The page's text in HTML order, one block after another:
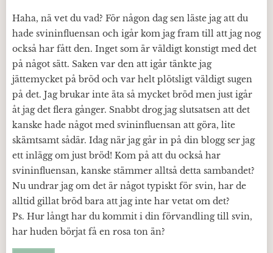
Haha, nä vet du vad? För någon dag sen läste jag att du
hade svininfluensan och igår kom jag fram till att jag nog
också har fått den. Inget som är väldigt konstigt med det
på något sätt. Saken var den att igår tänkte jag
jättemycket på bröd och var helt plötsligt väldigt sugen
på det. Jag brukar inte äta så mycket bröd men just igår
åt jag det flera gånger. Snabbt drog jag slutsatsen att det
kanske hade något med svininfluensan att göra, lite
skämtsamt sådär. Idag när jag går in på din blogg ser jag
ett inlägg om just bröd! Kom på att du också har
svininfluensan, kanske stämmer alltså detta sambandet?
Nu undrar jag om det är något typiskt för svin, har de
alltid gillat bröd bara att jag inte har vetat om det?
Ps. Hur långt har du kommit i din förvandling till svin,
har huden börjat få en rosa ton än?